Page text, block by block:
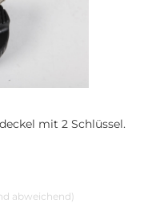
mit 2 Schlüssel.
abweichend)